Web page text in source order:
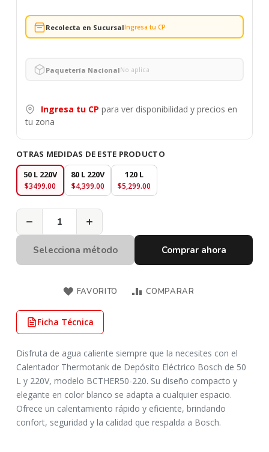
Recolecta en SucursalIngresa tu CP
Paquetería NacionalNo aplica
Ingresa tu CP para ver disponibilidad y precios en
tu zona
OTRAS MEDIDAS DE ESTE PRODUCTO
50 L 220V
Precio
Especial
$3499.00
80 L 220V
Precio
Especial
$4,399.00
120 L
Precio
Especial
$5,299.00
− +
Selecciona método Comprar ahora
FAVORITO COMPARAR
Ficha Técnica
Disfruta de agua caliente siempre que la necesites con el
Calentador Thermotank de Depósito Eléctrico Bosch de 50
L y 220V, modelo BCTHER50-220. Su diseño compacto y
elegante en color blanco se adapta a cualquier espacio.
Ofrece un calentamiento rápido y eficiente, brindando
confort, seguridad y la calidad que respalda a Bosch.